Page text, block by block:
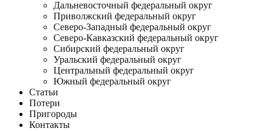
Дальневосточный федеральный округ
Приволжский федеральный округ
Северо-Западный федеральный округ
Северо-Кавказский федеральный округ
Сибирский федеральный округ
Уральский федеральный округ
Центральный федеральный округ
Южный федеральный округ
Статьи
Потери
Пригороды
Контакты